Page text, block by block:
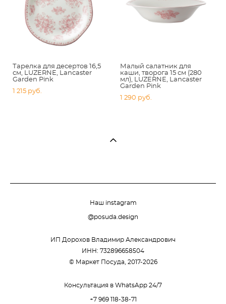
Тарелка для десертов 16,5
см, LUZERNE, Lancaster
Garden Pink
1 215 pуб.
Малый салатник для
каши, творога 15 см (280
мл), LUZERNE, Lancaster
Garden Pink
1 290 pуб.
Наш instagram
@posuda.design
ИП Дорохов Владимир Александрович
ИНН: 732896658504
© Маркет Посуда, 2017-2026
Консультация в WhatsApp 24/7
+7 969 118-38-71